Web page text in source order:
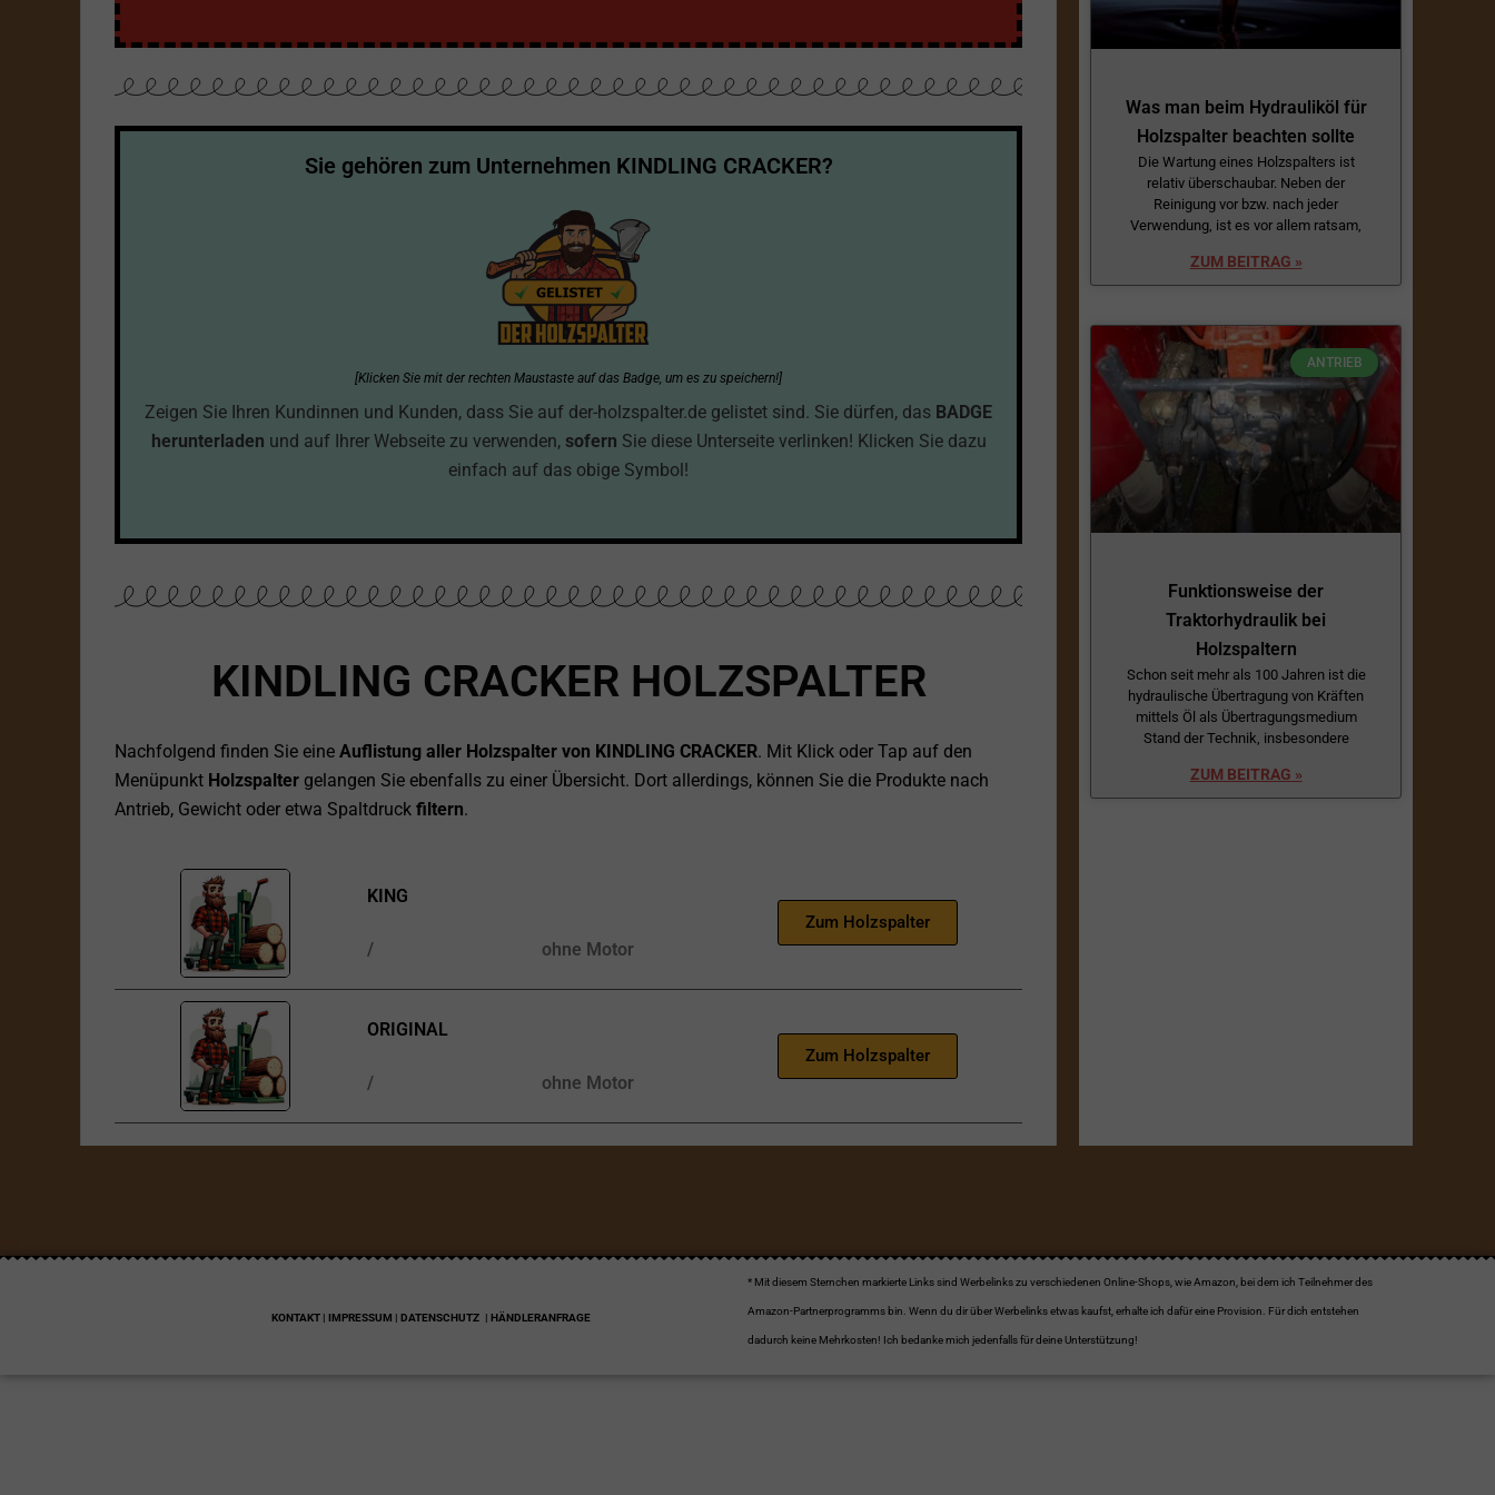
Sie gehören zum Unternehmen KINDLING CRACKER?
[Klicken Sie mit der rechten Maustaste auf das Badge, um es zu speichern!]
Zeigen Sie Ihren Kundinnen und Kunden, dass Sie auf der-holzspalter.de gelistet sind. Sie dürfen, das BADGE
herunterladen und auf Ihrer Webseite zu verwenden, sofern Sie diese Unterseite verlinken! Klicken Sie dazu
einfach auf das obige Symbol!
KINDLING CRACKER HOLZSPALTER
Nachfolgend finden Sie eine Auflistung aller Holzspalter von KINDLING CRACKER. Mit Klick oder Tap auf den
Menüpunkt Holzspalter gelangen Sie ebenfalls zu einer Übersicht. Dort allerdings, können Sie die Produkte nach
Antrieb, Gewicht oder etwa Spaltdruck filtern.
KING
/ ohne Motor
Zum Holzspalter
ORIGINAL
/ ohne Motor
Zum Holzspalter
Was man beim Hydrauliköl für
Holzspalter beachten sollte
Die Wartung eines Holzspalters ist
relativ überschaubar. Neben der
Reinigung vor bzw. nach jeder
Verwendung, ist es vor allem ratsam,
ZUM BEITRAG »
ANTRIEB
Funktionsweise der
Traktorhydraulik bei
Holzspaltern
Schon seit mehr als 100 Jahren ist die
hydraulische Übertragung von Kräften
mittels Öl als Übertragungsmedium
Stand der Technik, insbesondere
ZUM BEITRAG »
KONTAKT | IMPRESSUM | DATENSCHUTZ | HÄNDLERANFRAGE
* Mit diesem Sternchen markierte Links sind Werbelinks zu verschiedenen Online-Shops, wie Amazon, bei dem ich Teilnehmer des
Amazon-Partnerprogramms bin. Wenn du dir über Werbelinks etwas kaufst, erhalte ich dafür eine Provision. Für dich entstehen
dadurch keine Mehrkosten! Ich bedanke mich jedenfalls für deine Unterstützung!